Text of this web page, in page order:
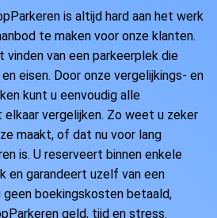
is altijd hard aan het werk
te maken voor onze klanten.
vinden van een parkeerplek die
eisen. Door onze vergelijkings- en
kunt u eenvoudig alle
elkaar vergelijken. Zo weet u zeker
maakt, of dat nu voor lang
is. U reserveert binnen enkele
en garandeert uzelf van een
boekingskosten betaald,
geld, tijd en stress.